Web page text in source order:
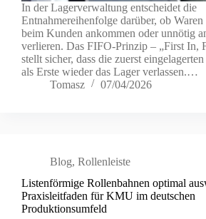
In der Lagerverwaltung entscheidet die
Entnahmereihenfolge darüber, ob
beim Kunden ankommen oder unnötig
verlieren. Das FIFO-Prinzip – „First In,
stellt sicher, dass die zuerst
als Erste wieder das Lager verlassen.…
Tomasz
07/04/2026
Blog, Rollenleiste
Listenförmige Rollenbahnen optimal
Praxisleitfaden für KMU im deutschen
Produktionsumfeld